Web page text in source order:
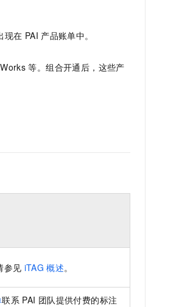
现在 PAI 产品账单中。
等。组合开通后，这些产
参见 iTAG 概述。
联系 PAI 团队提供付费的标注
数据信息提取
从文本、图片、视频中提取结构化的属性信息
态伙伴
物